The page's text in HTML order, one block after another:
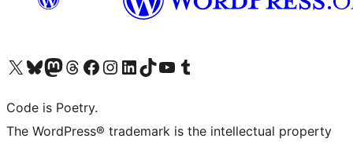
ຢ້ຽມຊົມບັນຊີ X (ຊື່ເກົ່າ Twitter) ຂອງພວກເຮົາຢ້ຽມຊົມບັນຊີ Bluesky ຂອງພວກເຮົາຢ້ຽມຊົມບັນຊີ Mastodon ຂອງພວກເຮົາຢ້ຽມຊົມບັນຊີ Threads ຂອງພວກເຮົາຢ້ຽມຊົມໜ້າ Facebook ຂອງພວກເຮົາຢ້ຽມຊົມບັນຊີ Instagram ຂອງພວກເຮົາຢ້ຽມຊົມບັນຊີ LinkedIn ຂອງພວກເຮົາຢ້ຽມຊົມບັນຊີ TikTok ຂອງພວກເຮົາຢ້ຽມຊົມຊ່ອງ YouTube ຂອງພວກເຮົາຢ້ຽມຊົມບັນຊີ Tumblr ຂອງພວກເຮົາ
Code is Poetry.
The WordPress® trademark is the intellectual property